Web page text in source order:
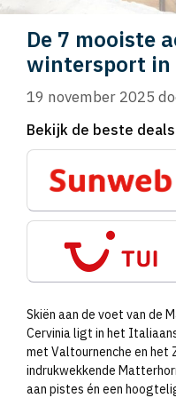
De 7 mooiste
wintersport in
19 november 2025
Bekijk de beste
Skiën aan de voet van de
Cervinia ligt in het
met Valtournenche en
indrukwekkende
aan pistes én een